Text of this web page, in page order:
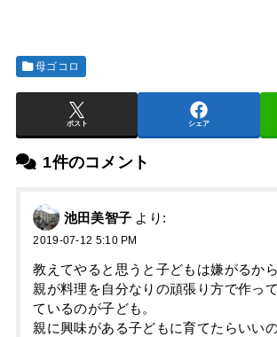
母ゴコロ
ポスト シェア
1件のコメント
池田美智子 より:
2019-07-12 5:10 PM
教えてやると思うと子どもは嫌がるから
親が料理を自分なりの頑張り方で作っ
ているのが子ども。
親に興味がある子どもに育てたらいいの